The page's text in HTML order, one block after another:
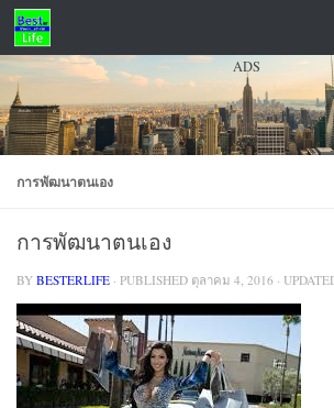
Skip to content
ADS
การพัฒนาตนเอง
การพัฒนาตนเอง
BY BESTERLIFE · PUBLISHED ตุลาคม 4, 2016 ·